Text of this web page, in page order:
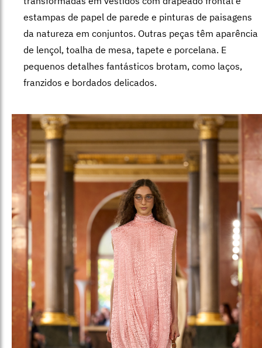
estampas de papel de parede e pinturas de paisagens
da natureza em conjuntos. Outras peças têm aparência
de lençol, toalha de mesa, tapete e porcelana. E
pequenos detalhes fantásticos brotam, como laços,
franzidos e bordados delicados.